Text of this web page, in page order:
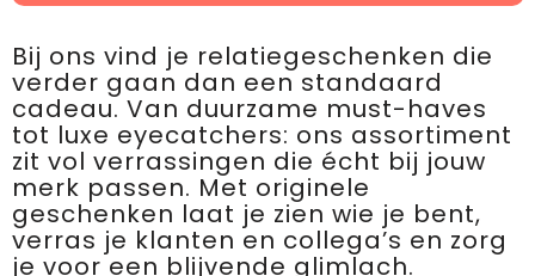
Bij ons vind je relatiegeschenken die
verder gaan dan een standaard
cadeau. Van duurzame must-haves
tot luxe eyecatchers: ons assortiment
zit vol verrassingen die écht bij jouw
merk passen. Met originele
geschenken laat je zien wie je bent,
verras je klanten en collega’s en zorg
je voor een blijvende glimlach.